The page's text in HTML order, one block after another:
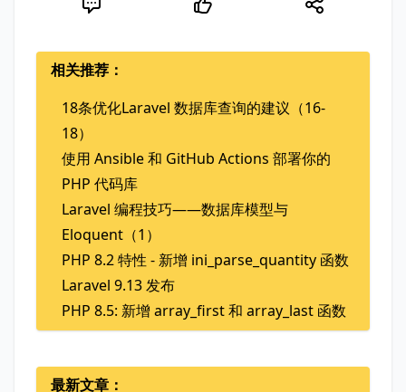
相关推荐：
18条优化Laravel 数据库查询的建议（16-
18）
使用 Ansible 和 GitHub Actions 部署你的
PHP 代码库
Laravel 编程技巧——数据库模型与
Eloquent（1）
PHP 8.2 特性 - 新增 ini_parse_quantity 函数
Laravel 9.13 发布
PHP 8.5: 新增 array_first 和 array_last 函数
最新文章：